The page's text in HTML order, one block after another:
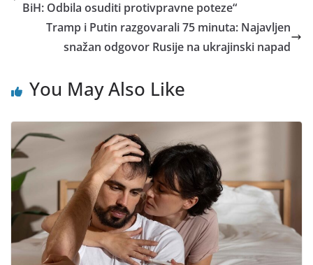
BiH: Odbila osuditi protivpravne poteze“
Tramp i Putin razgovarali 75 minuta: Najavljen
snažan odgovor Rusije na ukrajinski napad
You May Also Like